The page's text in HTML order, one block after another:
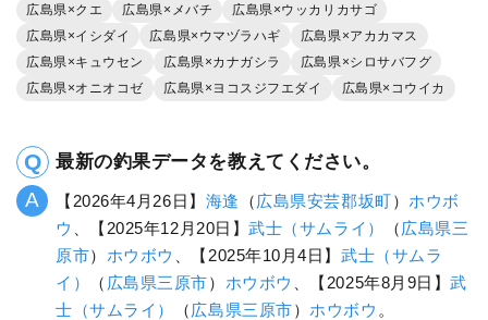
広島県×クエ
広島県×メバチ
広島県×ウッカリカサゴ
広島県×イシダイ
広島県×ウマヅラハギ
広島県×アカカマス
広島県×キュウセン
広島県×カナガシラ
広島県×シロサバフグ
広島県×オニオコゼ
広島県×ヨコスジフエダイ 広島県×コウイカ
最新の釣果データを教えてください。
【2026年4月26日】 海逢 （広島県安芸郡坂町） ホウボ
ウ
、【2025年12月20日】武士（サムライ） （広島県三
原市） ホウボウ 、【2025年10月4日】武士（サムラ
イ）
（ 広島県三原市） ホウボウ 、【2025年8月9日】武
士（サムライ）
（広島県三原市） ホウボウ 。